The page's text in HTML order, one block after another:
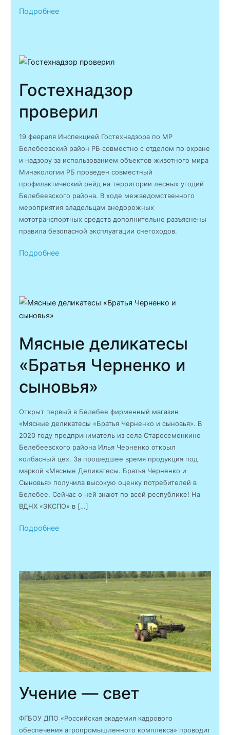
Подробнее
Гостехнадзор
проверил
19 февраля Инспекцией Гостехнадзора по МР
Белебеевский район РБ совместно с отделом по охране
и надзору за использованием объектов животного мира
Минэкологии РБ проведен совместный
профилактический рейд на территории лесных угодий
Белебеевского района. В ходе межведомственного
мероприятия владельцам внедорожных
мототранспортных средств дополнительно разъяснены
правила безопасной эксплуатации снегоходов.
Подробнее
Мясные деликатесы
«Братья Черненко и
сыновья»
Открыт первый в Белебее фирменный магазин
«Мясные деликатесы «Братья Черненко и сыновья». В
2020 году предприниматель из села Старосеменкино
Белебеевского района Илья Черненко открыл
колбасный цех. За прошедшее время продукция под
маркой «Мясные Деликатесы. Братья Черненко и
Сыновья» получила высокую оценку потребителей в
Белебее. Сейчас о ней знают по всей республике! На
ВДНХ «ЭКСПО» в […]
Подробнее
Учение — свет
ФГБОУ ДПО «Российская академия кадрового
обеспечения агропромышленного комплекса» проводит